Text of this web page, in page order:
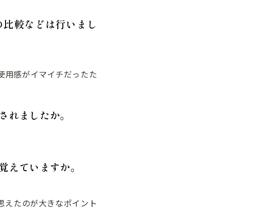
較などは行いまし
用感がイマイチだったた
ましたか。
えていますか。
えたのが大きなポイント